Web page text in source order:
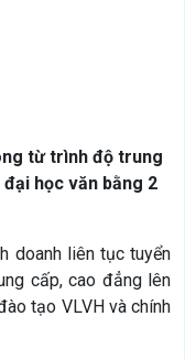
từ trình độ trung
học văn bằng 2
doanh liên tục tuyển
cấp, cao đẳng lên
tạo VLVH và chính